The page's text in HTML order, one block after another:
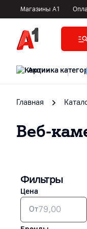
Магазины А1
Акции |
Главная
Веб-
Фильтры
Цена
От